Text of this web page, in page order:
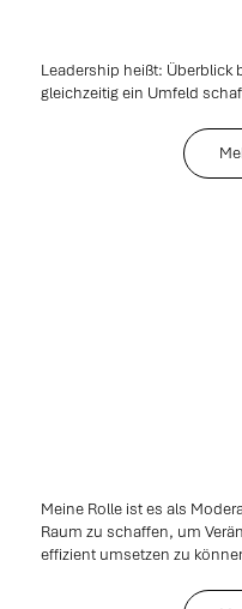
Leadership heißt: Überblick
gleichzeitig ein Umfeld
Meine Rolle ist es als
Raum zu schaffen, um
effizient umsetzen zu